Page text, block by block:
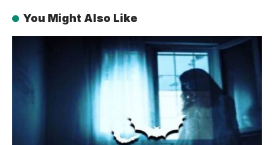
You Might Also Like